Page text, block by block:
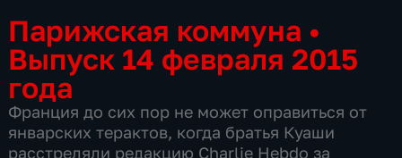
Парижская коммуна •
Выпуск 14 февраля 2015
года
Франция до сих пор не может оправиться от
январских терактов, когда братья Куаши
расстреляли редакцию Charlie Hebdo за